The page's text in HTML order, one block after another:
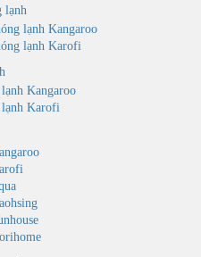
lạnh
lạnh Kangaroo
lạnh Karofi
Kangaroo
Karofi